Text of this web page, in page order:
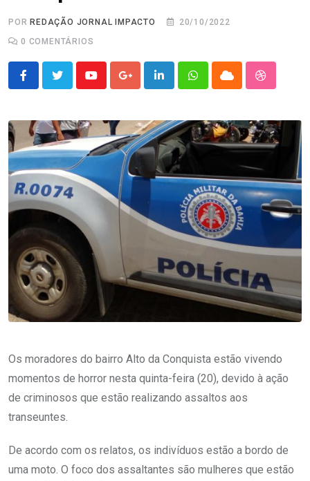
POR REDAÇÃO JORNAL IMPACTO
20/10/2022
0 COMENTÁRIOS
YoutubeGoogle+LinkedInWhatsappCloud
Os moradores do bairro Alto da Conquista estão vivendo
momentos de horror nesta quinta-feira (20), devido à ação
de criminosos que estão realizando assaltos aos
transeuntes.
De acordo com os relatos, os indivíduos estão a bordo de
uma moto. O foco dos assaltantes são mulheres que estão